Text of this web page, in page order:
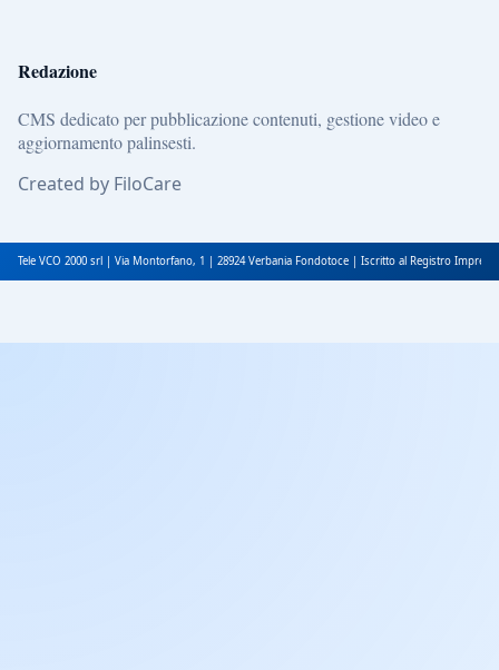
Redazione
CMS dedicato per pubblicazione contenuti, gestione video e
aggiornamento palinsesti.
Created by FiloCare
Tele VCO 2000 srl | Via Montorfano, 1 | 28924 Verbania Fondotoce | Iscritto al Registro Imprese